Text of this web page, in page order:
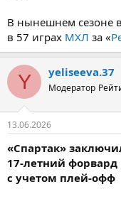
В нынешнем сезоне
в 57 играх МХЛ за «
Y yeliseeva.37
Модератор
13.06.2026
«Спартак»
17-летний
с учетом плей-офф